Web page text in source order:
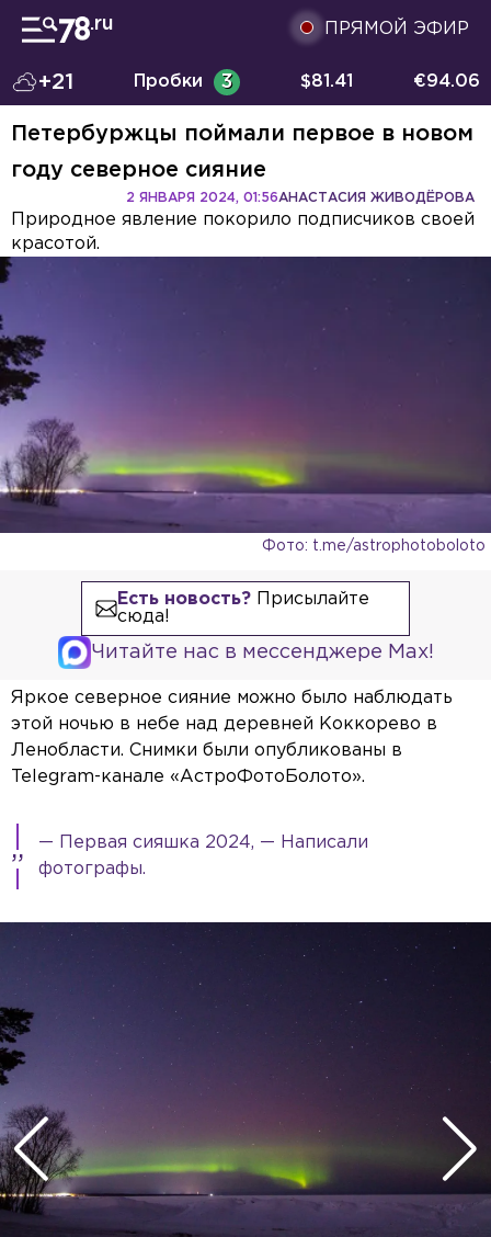
ПРЯМОЙ ЭФИР
+21 Пробки 3 $81.41 €94.06
Петербуржцы поймали первое в новом
году северное сияние
АНАСТАСИЯ ЖИВОДЁРОВА
2 ЯНВАРЯ 2024, 01:56
Природное явление покорило подписчиков своей
красотой.
Фото: t.me/astrophotoboloto
Есть новость?Присылайте
сюда!
Читайте нас в мессенджере Max!
Яркое северное сияние можно было наблюдать
этой ночью в небе над деревней Коккорево в
Ленобласти. Снимки были опубликованы в
Telegram-канале «АстроФотоБолото».
— Первая сияшка 2024, — Написали
фотографы.